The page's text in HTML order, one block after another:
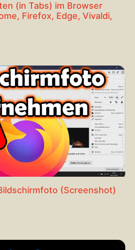
(in Tabs) im Browser
Firefox, Edge, Vivaldi,
(Screenshot)